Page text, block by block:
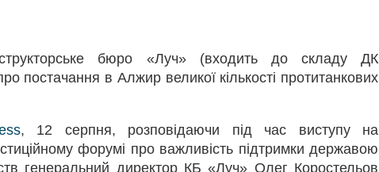
бюро «Луч» (входить до складу ДК
постачання в Алжир великої кількості протитанкових
, 12 серпня, розповідаючи під час виступу на
форумі про важливість підтримки державою
генеральний директор КБ «Луч» Олег Коростельов